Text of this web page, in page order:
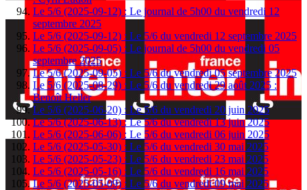
Le 5/6 (2025-09-12) : Le journal de 5h00 du vendredi 12
septembre 2025
Le 5/6 (2025-09-12) : Le 5/6 du vendredi 12 septembre 2025
Le 5/6 (2025-09-05) : Le journal de 5h00 du vendredi 05
septembre 2025
Le 5/6 (2025-09-05) : Le 5/6 du vendredi 05 septembre 2025
Le 5/6 (2025-08-29) : Le 5/6 du vendredi 29 août 2025 :
Benoît Heller
Le 5/6 (2025-06-20) : Le 5/6 du vendredi 20 juin 2025
Le 5/6 (2025-06-13) : Le 5/6 du vendredi 13 juin 2025
Le 5/6 (2025-06-06) : Le 5/6 du vendredi 06 juin 2025
Le 5/6 (2025-05-30) : Le 5/6 du vendredi 30 mai 2025
Le 5/6 (2025-05-23) : Le 5/6 du vendredi 23 mai 2025
Le 5/6 (2025-05-16) : Le 5/6 du vendredi 16 mai 2025
Le 5/6 (2025-05-09) : Le 5/6 du vendredi 09 mai 2025